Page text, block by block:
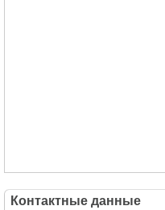
Контактные данные